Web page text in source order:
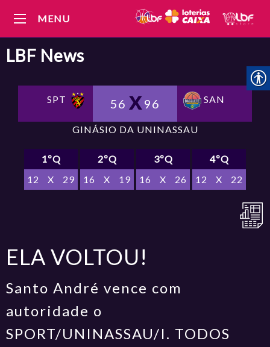
MENU
LBF News
SPT 56 96 SAN
GINÁSIO DA UNINASSAU
1ºQ
12
X 29
2ºQ
16
X 19
3ºQ
16
X 26
4ºQ
12
X 22
ELA VOLTOU!
Santo André vence com
autoridade o
SPORT/UNINASSAU/I. TODOS